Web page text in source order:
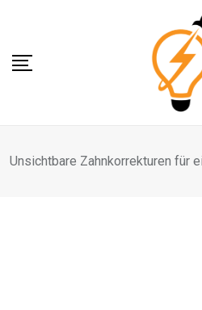
content
Unsichtbare Zahnkorrekturen für